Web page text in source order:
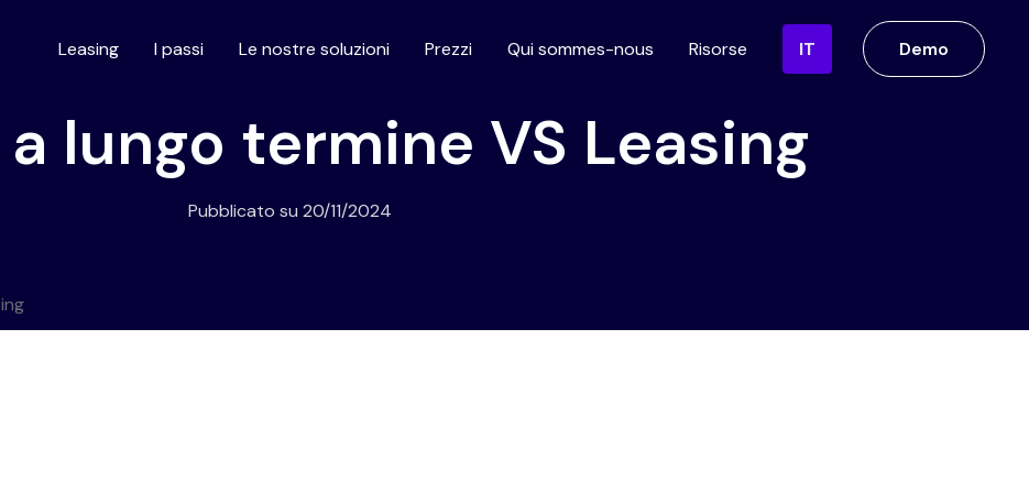
Leasing I passi Le nostre soluzioni Prezzi Qui sommes-nous Risorse IT Demo
lungo termine VS Leasing
Pubblicato su 20/11/2024